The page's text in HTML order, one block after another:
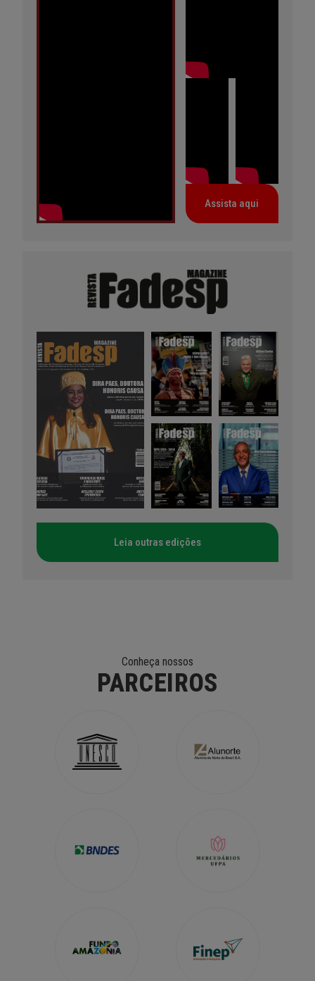
Assista aqui
Leia outras edições
Conheça nossos
PARCEIROS